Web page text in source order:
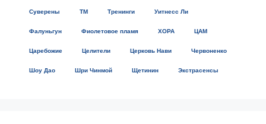
Суверены ТМ Тренинги Уитнесс Ли
Фалуньгун Фиолетовое пламя ХОРА ЦАМ
Царебожие Целители Церковь Нави Червоненко
Шоу Дао Шри Чинмой Щетинин Экстрасенсы